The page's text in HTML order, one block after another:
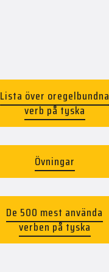
Lista över oregelbundna
verb på tyska
Övningar
De 500 mest använda
verben på tyska